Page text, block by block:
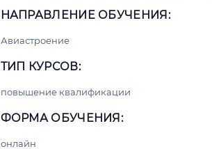
НАПРАВЛЕНИЕ ОБУЧЕНИЯ:
Авиастроение
ТИП КУРСОВ:
повышение квалификации
ФОРМА ОБУЧЕНИЯ:
онлайн